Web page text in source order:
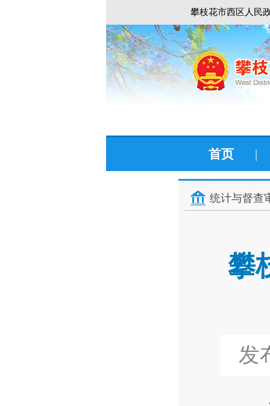
攀枝花市西区人民
首页 |
统计与督查
攀
发